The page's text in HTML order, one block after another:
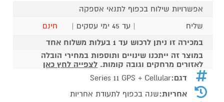
אפשרויות שילוח בכפוף לתנאי אספקה
שליח
| עד 45 ימי עסקים |
חינם
במכירה זו ניתן לרכוש עד 1 בעלות משלוח אחד
במוצר זה ייתכנו שינויים ותוספות במחירי הובלה
לאזורים מרחקים וגובה קומות. לצפייה לחץ כאן
דגם:Series 11 GPS + Cellular
אחריות:שנה בכפוף לתעודת אחריות